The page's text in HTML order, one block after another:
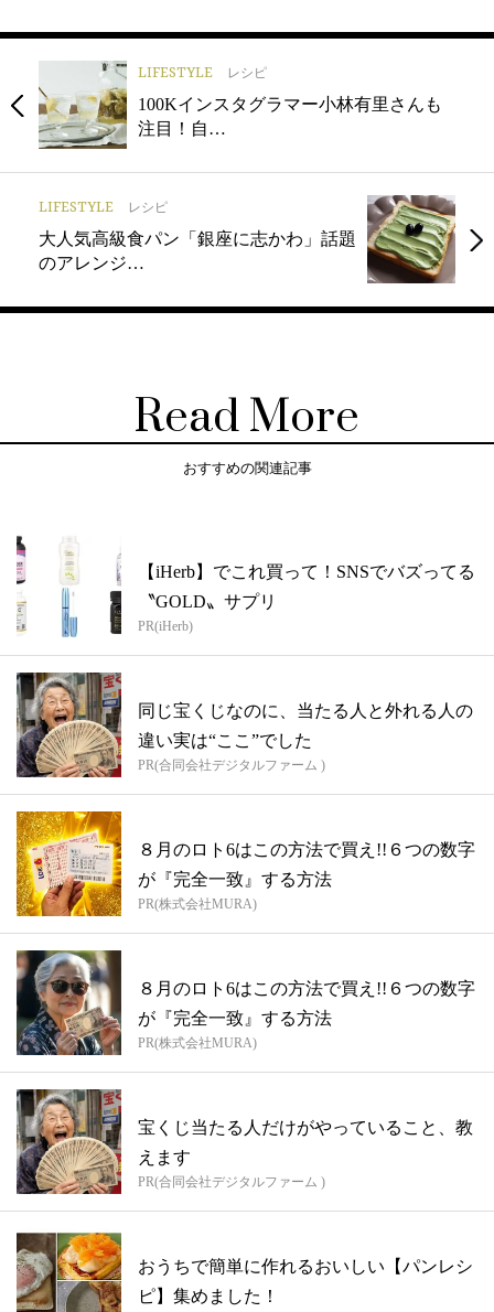
LIFESTYLE レシピ
100Kインスタグラマー小林有里さんも
注目！自…
LIFESTYLE レシピ
大人気高級食パン「銀座に志かわ」話題
のアレンジ…
Read More
おすすめの関連記事
【iHerb】でこれ買って！SNSでバズってる
〝GOLD〟サプリ
PR(iHerb)
同じ宝くじなのに、当たる人と外れる人の
違い実は“ここ”でした
PR(合同会社デジタルファーム )
８月のロト6はこの方法で買え!!６つの数字
が『完全一致』する方法
PR(株式会社MURA)
８月のロト6はこの方法で買え!!６つの数字
が『完全一致』する方法
PR(株式会社MURA)
宝くじ当たる人だけがやっていること、教
えます
PR(合同会社デジタルファーム )
おうちで簡単に作れるおいしい【パンレシ
ピ】集めました！